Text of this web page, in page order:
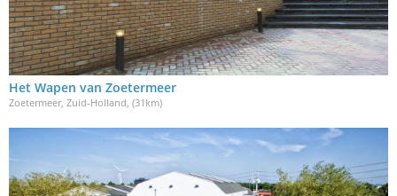
Het Wapen van Zoetermeer
Zoetermeer, Zuid-Holland , (31km)